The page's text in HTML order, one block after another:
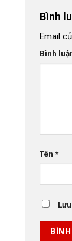
Bình
Email
Bình
Tên *